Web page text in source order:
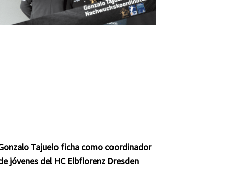
Tajuelo ficha como coordinador
jóvenes del HC Elbflorenz Dresden